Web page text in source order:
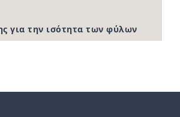
για την ισότητα των φύλων